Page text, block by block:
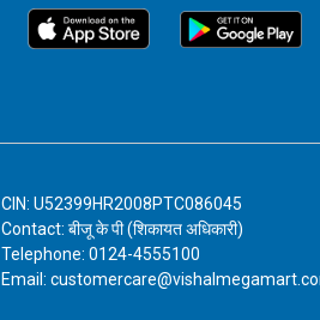
CIN: U52399HR2008PTC086045
Contact: बीजू के पी (शिकायत अधिकारी)
Telephone: 0124-4555100
Email: